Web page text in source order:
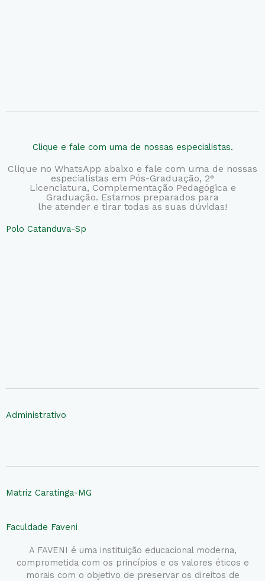
Clique e fale com uma de nossas especialistas.
Clique no WhatsApp abaixo e fale com uma de nossas
especialistas em Pós-Graduação, 2°
Licenciatura, Complementação Pedagógica e
Graduação. Estamos preparados para
lhe atender e tirar todas as suas dúvidas!
Polo Catanduva-Sp
Administrativo
Matriz Caratinga-MG
Faculdade Faveni
A FAVENI é uma instituição educacional moderna,
comprometida com os princípios e os valores éticos e
morais com o objetivo de preservar os direitos de